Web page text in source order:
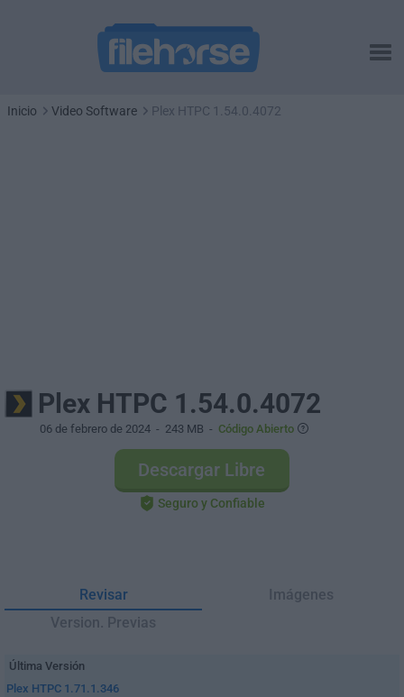
Inicio Video Software Plex HTPC 1.54.0.4072
Plex HTPC 1.54.0.4072
06 de febrero de 2024 - 243 MB - Código Abierto
Descargar Libre
Seguro y Confiable
Revisar
Imágenes
Version. Previas
Última Versión
Plex HTPC 1.71.1.346